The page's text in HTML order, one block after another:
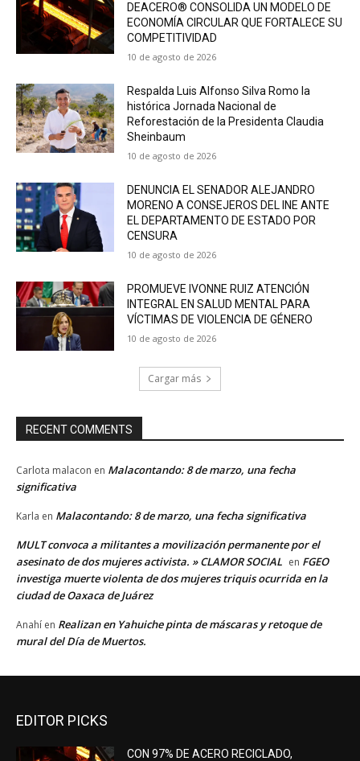
DEACERO® CONSOLIDA UN MODELO DE
ECONOMÍA CIRCULAR QUE FORTALECE SU
COMPETITIVIDAD
10 de agosto de 2026
Respalda Luis Alfonso Silva Romo la
histórica Jornada Nacional de
Reforestación de la Presidenta Claudia
Sheinbaum
10 de agosto de 2026
DENUNCIA EL SENADOR ALEJANDRO
MORENO A CONSEJEROS DEL INE ANTE
EL DEPARTAMENTO DE ESTADO POR
CENSURA
10 de agosto de 2026
PROMUEVE IVONNE RUIZ ATENCIÓN
INTEGRAL EN SALUD MENTAL PARA
VÍCTIMAS DE VIOLENCIA DE GÉNERO
10 de agosto de 2026
Cargar más
RECENT COMMENTS
Carlota malacon en Malacontando: 8 de marzo, una fecha
significativa
Karla en Malacontando: 8 de marzo, una fecha significativa
MULT convoca a militantes a movilización permanente por el
asesinato de dos mujeres activista. » CLAMOR SOCIAL en FGEO
investiga muerte violenta de dos mujeres triquis ocurrida en la
ciudad de Oaxaca de Juárez
Anahí en Realizan en Yahuiche pinta de máscaras y retoque de
mural del Día de Muertos.
EDITOR PICKS
CON 97% DE ACERO RECICLADO,